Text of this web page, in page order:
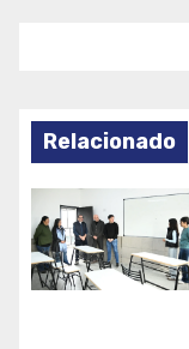
Relacionado